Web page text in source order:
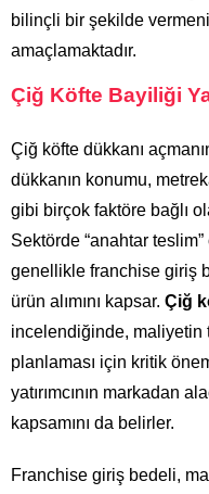
bilinçli bir şekilde
amaçlamaktadır.
Çiğ Köfte Bayiliği
Çiğ köfte dükkanı
dükkanın konumu,
gibi birçok faktöre bağlı
Sektörde “anahtar
genellikle franchise giriş
ürün alımını kapsar. Çiğ
incelendiğinde, maliyetin
planlaması için kritik
yatırımcının markadan
kapsamını da belirler.
Franchise giriş bedeli,